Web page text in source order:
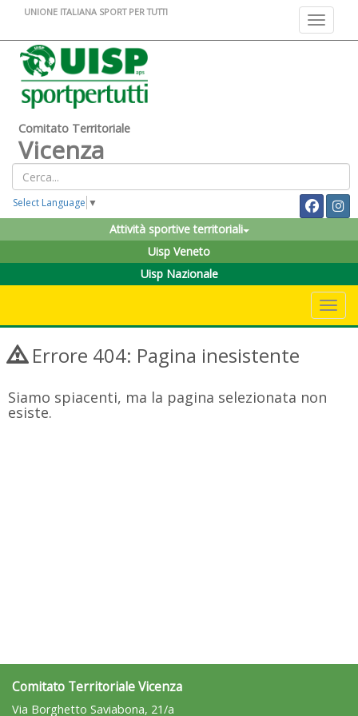
Toggle
UNIONE ITALIANA SPORT PER TUTTI
Comitato Territoriale
Vicenza
Select Language ▼
Attività sportive territoriali
Uisp Veneto
Uisp Nazionale
Errore 404: Pagina inesistente
Siamo spiacenti, ma la pagina selezionata non
esiste.
Comitato Territoriale Vicenza
Via Borghetto Saviabona, 21/a